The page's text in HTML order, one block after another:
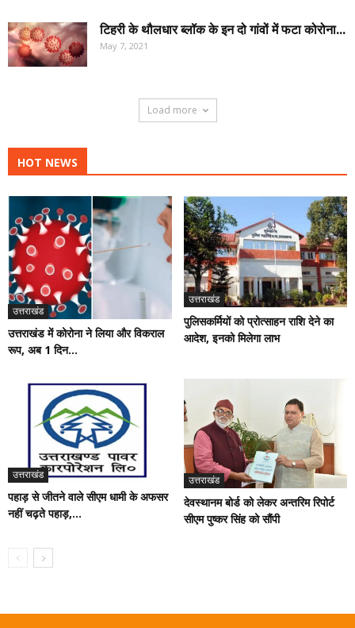
टिहरी के थौलधार ब्लॉक के इन दो गांवों में फटा कोरोना...
May 7, 2021
Load more
HOT NEWS
उत्तराखंड
उत्तराखंड में कोरोना ने लिया और विकराल
रूप, अब 1 दिन...
उत्तराखंड
पुलिसकर्मियों को प्रोत्साहन राशि देने का
आदेश, इनको मिलेगा लाभ
उत्तराखंड
पहाड़ से जीतने वाले सीएम धामी के अफसर
नहीं चढ़ते पहाड़,...
उत्तराखंड
देवस्थानम बोर्ड को लेकर अन्तरिम रिपोर्ट
सीएम पुष्कर सिंह को सौंपी